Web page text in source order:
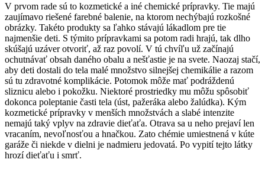
V prvom rade sú to kozmetické a iné chemické prípravky. Tie majú
zaujímavo riešené farebné balenie, na ktorom nechýbajú rozkošné
obrázky. Takéto produkty sa ľahko stávajú lákadlom pre tie
najmenšie deti. S týmito prípravkami sa potom radi hrajú, tak dlho
skúšajú uzáver otvoriť, až raz povolí. V tú chvíľu už začínajú
ochutnávať obsah daného obalu a nešťastie je na svete. Naozaj stačí,
aby deti dostali do tela malé množstvo silnejšej chemikálie a razom
sú tu zdravotné komplikácie. Potomok môže mať podráždenú
sliznicu alebo i pokožku. Niektoré prostriedky mu môžu spôsobiť
dokonca poleptanie časti tela (úst, pažeráka alebo žalúdka). Kým
kozmetické prípravky v menších množstvách a slabé intenzite
nemajú taký vplyv na zdravie dieťaťa. Otrava sa u neho prejaví len
vracaním, nevoľnosťou a hnačkou. Zato chémie umiestnená v kúte
garáže či niekde v dielni je nadmieru jedovatá. Po vypití tejto látky
hrozí dieťaťu i smrť.